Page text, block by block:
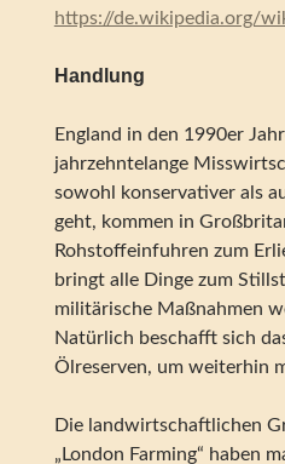
https://de.wikipedia.org/
Handlung
England in den 1990er
jahrzehntelange
sowohl konservativer als
geht, kommen in
Rohstoffeinfuhren zum
bringt alle Dinge zum
militärische Maßnahmen
Natürlich beschafft sich
Ölreserven, um weiterhin
Die landwirtschaftlichen
„London Farming“ haben